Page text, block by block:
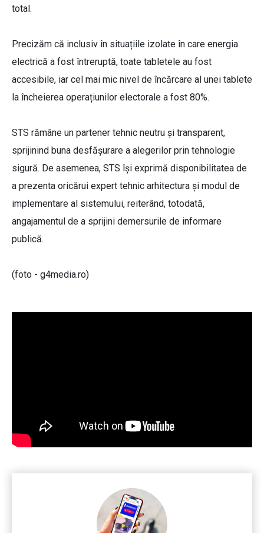
total.
Precizăm că inclusiv în situațiile izolate în care energia
electrică a fost întreruptă, toate tabletele au fost
accesibile, iar cel mai mic nivel de încărcare al unei tablete
la încheierea operațiunilor electorale a fost 80%.
STS rămâne un partener tehnic neutru și transparent,
sprijinind buna desfășurare a alegerilor prin tehnologie
sigură. De asemenea, STS își exprimă disponibilitatea de
a prezenta oricărui expert tehnic arhitectura și modul de
implementare al sistemului, reiterând, totodată,
angajamentul de a sprijini demersurile de informare
publică.
(foto - g4media.ro)